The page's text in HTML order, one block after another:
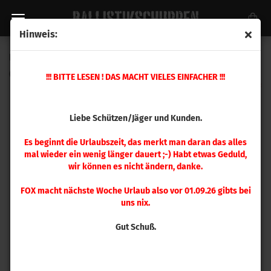
Hinweis:
!!! BITTE LESEN ! DAS MACHT VIELES EINFACHER !!!
Liebe Schützen/Jäger und Kunden.
Es beginnt die Urlaubszeit, das merkt man daran das alles
mal wieder ein wenig länger dauert ;-) Habt etwas Geduld,
wir können es nicht ändern, danke.
FOX macht nächste Woche Urlaub also vor 01.09.26 gibts bei
uns nix.
Gut Schuß.
546302)